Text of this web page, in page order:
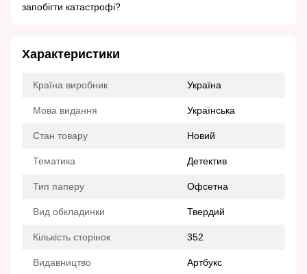
запобігти катастрофі?
Характеристики
Країна виробник Україна
Мова видання Українська
Стан товару Новий
Тематика Детектив
Тип паперу Офсетна
Вид обкладинки Твердий
Кількість сторінок 352
Видавництво Артбукс